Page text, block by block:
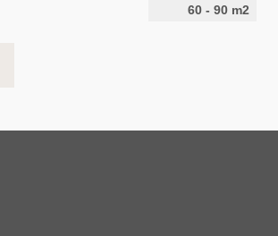
60 - 90 m2